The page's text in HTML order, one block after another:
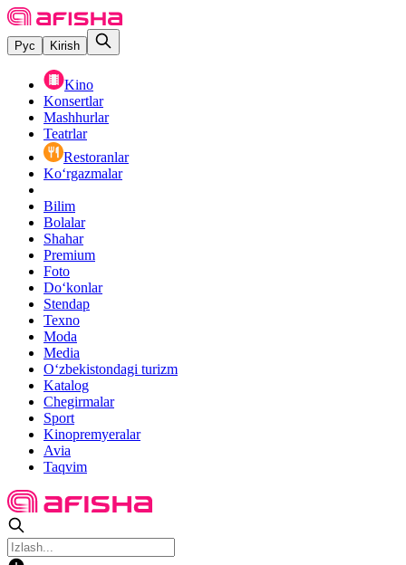
Рус Kirish
Kino
Konsertlar
Mashhurlar
Teatrlar
Restoranlar
Ko‘rgazmalar
Bilim
Bolalar
Shahar
Premium
Foto
Do‘konlar
Stendap
Texno
Moda
Media
O‘zbekistondagi turizm
Katalog
Chegirmalar
Sport
Kinopremyeralar
Avia
Taqvim